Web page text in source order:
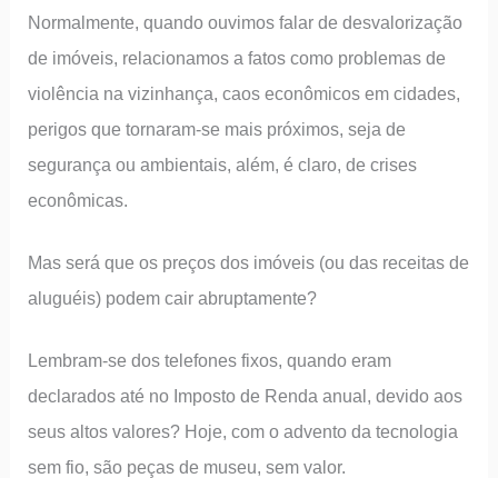
Normalmente, quando ouvimos falar de desvalorização
de imóveis, relacionamos a fatos como problemas de
violência na vizinhança, caos econômicos em cidades,
perigos que tornaram-se mais próximos, seja de
segurança ou ambientais, além, é claro, de crises
econômicas.
Mas será que os preços dos imóveis (ou das receitas de
aluguéis) podem cair abruptamente?
Lembram-se dos telefones fixos, quando eram
declarados até no Imposto de Renda anual, devido aos
seus altos valores? Hoje, com o advento da tecnologia
sem fio, são peças de museu, sem valor.